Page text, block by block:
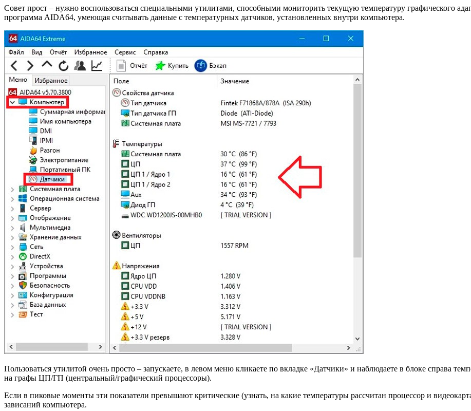
Совет прост – нужно воспользоваться специальными утилитами, способными мониторить текущую температуру графического
программа AIDA64, умеющая считывать данные с температурных датчиков, установленных внутри компьютера.
Пользоваться утилитой очень просто – запускаете, в левом меню кликаете по вкладке «Датчики» и наблюдаете в блоке справа
на графы ЦП/ГП (центральный/графический процессоры).
Если в пиковые моменты эти показатели превышают критические (узнать, на какие температуры рассчитан процессор и
зависаний компьютера.